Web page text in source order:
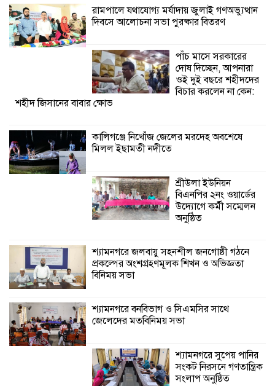
শ্রীউলা ইউনিয়ন
অনুষ্ঠিত
শ্যামনগরে জলবায়ু সহনশীল জনগোষ্ঠী গঠনে
প্রকল্পের অংশগ্রহণমূলক শিখন ও অভিজ্ঞতা
শ্যামনগরে বনবিভাগ ও সিএমসির সাথে
রামপালে যথাযোগ্য মর্যাদায় জুলাই গণঅভ্যুত্থান
দিবসে আলোচনা সভা পুরষ্কার বিতরণ
পাঁচ মাসে সরকারের
দোষ দিচ্ছেন, আপনারা
ওই দুই বছরে শহীদদের
বিচার করলেন না কেন:
শহীদ জিসানের বাবার ক্ষোভ
কালিগঞ্জে নিখোঁজ জেলের মরদেহ অবশেষে
মিলল ইছামতী নদীতে
শ্রীউলা ইউনিয়ন
বিএনপির ২নং ওয়ার্ডের
উদ্যোগে কর্মী সম্মেলন
অনুষ্ঠিত
শ্যামনগরে জলবায়ু সহনশীল জনগোষ্ঠী গঠনে
প্রকল্পের অংশগ্রহণমূলক শিখন ও অভিজ্ঞতা
বিনিময় সভা
শ্যামনগরে বনবিভাগ ও সিএমসির সাথে
জেলেদের মতবিনিময় সভা
শ্যামনগরে সুপেয় পানির
সংকট নিরসনে গণতান্ত্রিক
সংলাপ অনুষ্ঠিত